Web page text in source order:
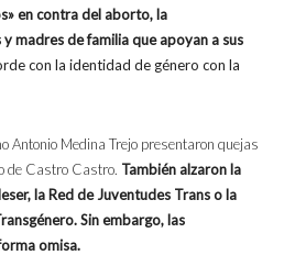
en contra del aborto, la
y madres de familia que apoyan a sus
con la identidad de género con la
Antonio Medina Trejo presentaron quejas
de Castro Castro. También alzaron la
la Red de Juventudes Trans o la
Sin embargo, las
omisa.